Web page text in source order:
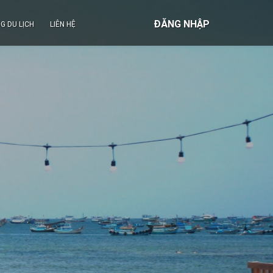
ĐĂNG NHẬP
LÝ SƠN
DU LỊCH LIÊN HỆ